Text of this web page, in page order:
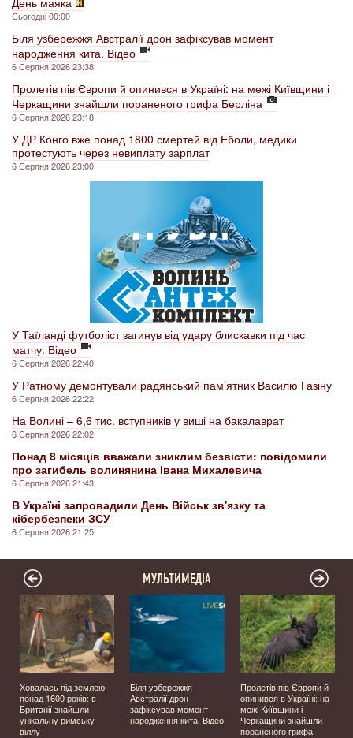
Сьогодні 00:00
Біля узбережжя Австралії дрон зафіксував момент
народження кита. Відео
6 Серпня 2026 23:38
Пролетів пів Європи й опинився в Україні: на межі Київщини і
Черкащини знайшли пораненого грифа Берліна
6 Серпня 2026 23:18
У ДР Конго вже понад 1800 смертей від Еболи, медики
протестують через невиплату зарплат
6 Серпня 2026 23:00
У Таїланді футболіст загинув від удару блискавки під час
матчу. Відео
6 Серпня 2026 22:40
У Ратному демонтували радянський пам’ятник Василю Газіну
6 Серпня 2026 22:22
На Волині – 6,6 тис. вступників у виші на бакалаврат
6 Серпня 2026 22:02
Понад 8 місяців вважали зниклим безвісти: повідомили
про загибель волинянина Івана Михалевича
6 Серпня 2026 21:43
В Україні запровадили День Військ зв'язку та
кібербезпеки ЗСУ
6 Серпня 2026 21:25
МУЛЬТИМЕДІА
Ховалась під землею
понад 1600 років: в
Британії знайшли
унікальну римську
віллу
Біля узбережжя
Австралії дрон
зафіксував момент
народження кита. Відео
Пролетів пів Європи й
опинився в Україні: на
межі Київщини і
Черкащини знайшли
пораненого грифа